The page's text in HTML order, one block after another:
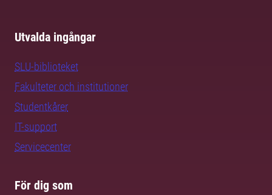
Utvalda ingångar
SLU-biblioteket
Fakulteter och institutioner
Studentkårer
IT-support
Servicecenter
För dig som